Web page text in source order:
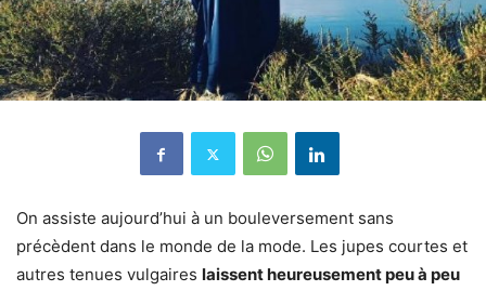
On assiste aujourd’hui à un bouleversement sans
précèdent dans le monde de la mode. Les jupes courtes et
autres tenues vulgaires laissent heureusement peu à peu